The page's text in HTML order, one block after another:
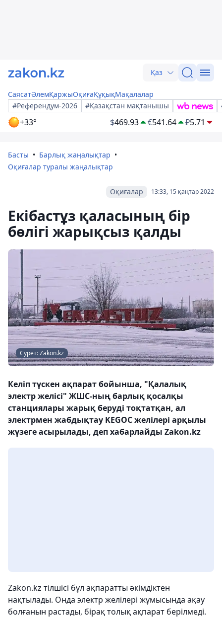
Қаз
СаясатӘлемҚаржыОқиғаҚұқықМақалалар
#Референдум-2026
#Қазақстан мақтанышы
+33° $469.93 €541.64 ₽5.71
Басты
Барлық жаңалықтар
Оқиғалар туралы жаңалықтар
13:33, 15 қаңтар 2022
Оқиғалар
Екібастұз қаласының бір
бөлігі жарықсыз қалды
Сурет: Zakon.kz
Келіп түскен ақпарат бойынша, "Қалалық
электр желісі" ЖШС-ның барлық қосалқы
станциялары жарық беруді тоқтатқан, ал
электрмен жабдықтау KEGOC желілері арқылы
жүзеге асырылады, деп хабарлайды Zakon.kz
Zakon.kz тілшісі бұл ақпаратты әкімдіктен
нақтылады. Онда электр желілері жұмысында ақау
болғанын растады, бірақ толық ақпарат берілмеді.